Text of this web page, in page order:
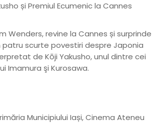
și Premiul Ecumenic la Cannes
Wenders, revine la Cannes și surprinde
scurte povestiri despre Japonia
de Kōji Yakusho, unul dintre cei
Imamura şi Kurosawa.
Municipiului Iași, Cinema Ateneu